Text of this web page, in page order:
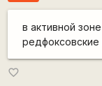
в активной
редфоксовские
favorite_border